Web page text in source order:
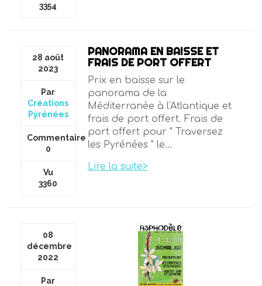
3354
28 août
2023
Par
Créations
Pyrénées
Commentaire
0
Vu
3360
PANORAMA EN BAISSE ET
FRAIS DE PORT OFFERT
Prix en baisse sur le
panorama de la
Méditerranée à l'Atlantique et
frais de port offert. Frais de
port offert pour " Traversez
les Pyrénées " le...
Lire la suite>
08
décembre
2022
Par